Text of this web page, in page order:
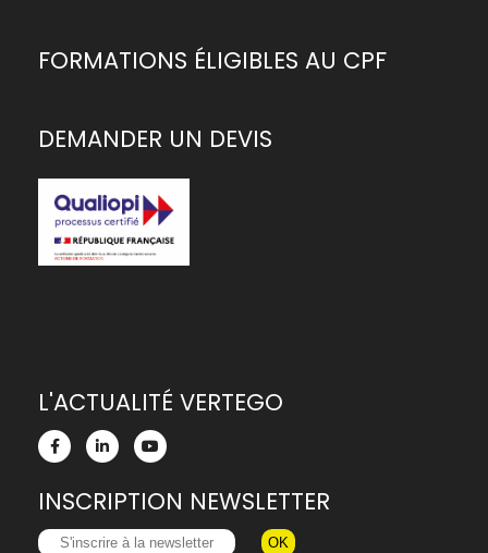
FORMATIONS ÉLIGIBLES AU CPF
DEMANDER UN DEVIS
L'ACTUALITÉ VERTEGO
INSCRIPTION NEWSLETTER